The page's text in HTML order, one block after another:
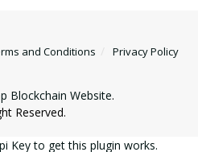
and Conditions Privacy Policy
Blockchain Website.
Reserved.
Key to get this plugin works.